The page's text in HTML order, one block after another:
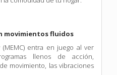
movimientos fluidos
entra en juego al ver
llenos de acción,
movimiento, las vibraciones